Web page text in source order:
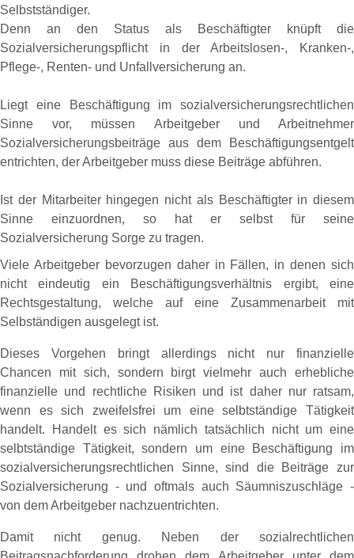
Selbstständiger.
Denn an den Status als Beschäftigter knüpft die
Sozialversicherungspflicht in der Arbeitslosen-, Kranken-,
Pflege-, Renten- und Unfallversicherung an.
Liegt eine Beschäftigung im sozialversicherungsrechtlichen
Sinne vor, müssen Arbeitgeber und Arbeitnehmer
Sozialversicherungsbeiträge aus dem Beschäftigungsentgelt
entrichten, der Arbeitgeber muss diese Beiträge abführen.
Ist der Mitarbeiter hingegen nicht als Beschäftigter in diesem
Sinne einzuordnen, so hat er selbst für seine
Sozialversicherung Sorge zu tragen.
Viele Arbeitgeber bevorzugen daher in Fällen, in denen sich
nicht eindeutig ein Beschäftigungsverhältnis ergibt, eine
Rechtsgestaltung, welche auf eine Zusammenarbeit mit
Selbständigen ausgelegt ist.
Dieses Vorgehen bringt allerdings nicht nur finanzielle
Chancen mit sich, sondern birgt vielmehr auch erhebliche
finanzielle und rechtliche Risiken und ist daher nur ratsam,
wenn es sich zweifelsfrei um eine selbtständige Tätigkeit
handelt. Handelt es sich nämlich tatsächlich nicht um eine
selbtständige Tätigkeit, sondern um eine Beschäftigung im
sozialversicherungsrechtlichen Sinne, sind die Beiträge zur
Sozialversicherung - und oftmals auch Säumniszuschläge -
von dem Arbeitgeber nachzuentrichten.
Damit nicht genug. Neben der sozialrechtlichen